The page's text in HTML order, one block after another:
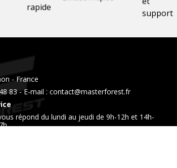
- France
83- E-mail : contact@masterforest.fr
répond du lundi au jeudi de 9h-12h et 14h-